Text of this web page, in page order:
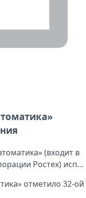
(входит в
Ростех) исп...